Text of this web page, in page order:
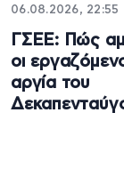
06.08.2026, 22:55
ΓΣΕΕ: Πώς
οι
αργία του